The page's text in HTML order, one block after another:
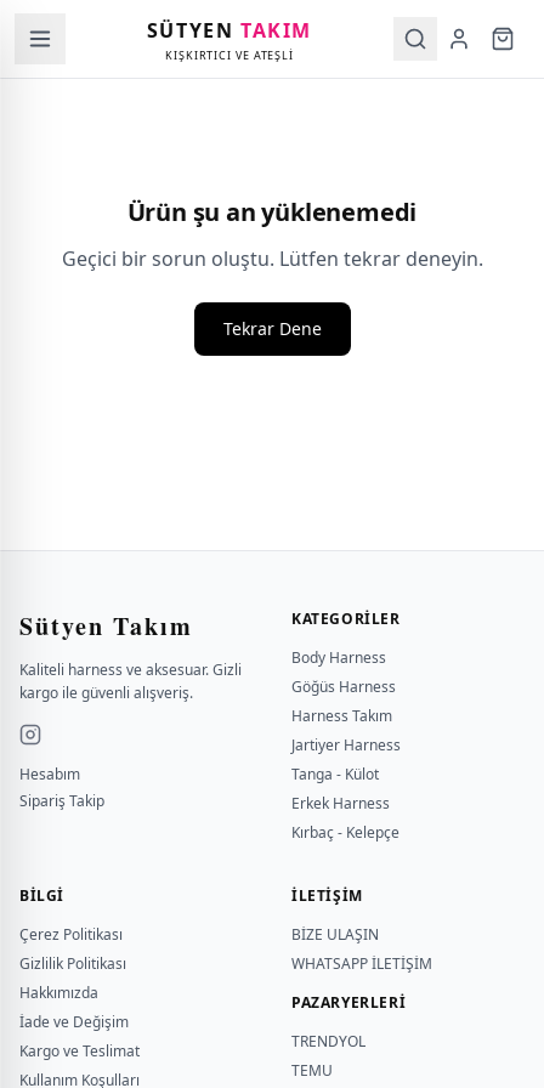
SÜTYENTAKIM
KIŞKIRTICI VE ATEŞLİ
Ürün şu an yüklenemedi
Geçici bir sorun oluştu. Lütfen tekrar deneyin.
Tekrar Dene
Sütyen Takım
Kaliteli harness ve aksesuar. Gizli
kargo ile güvenli alışveriş.
Hesabım
Sipariş Takip
KATEGORILER
Body Harness
Göğüs Harness
Harness Takım
Jartiyer Harness
Tanga - Külot
Erkek Harness
Kırbaç - Kelepçe
BILGI
Çerez Politikası
Gizlilik Politikası
Hakkımızda
İade ve Değişim
Kargo ve Teslimat
Kullanım Koşulları
İLETİŞİM
BİZE ULAŞIN
WHATSAPP İLETİŞİM
PAZARYERLERİ
TRENDYOL
TEMU